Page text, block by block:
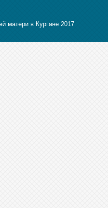
матери в Кургане 2017